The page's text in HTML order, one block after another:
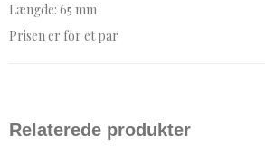
Længde: 65 mm
Prisen er for et par
Relaterede produkter